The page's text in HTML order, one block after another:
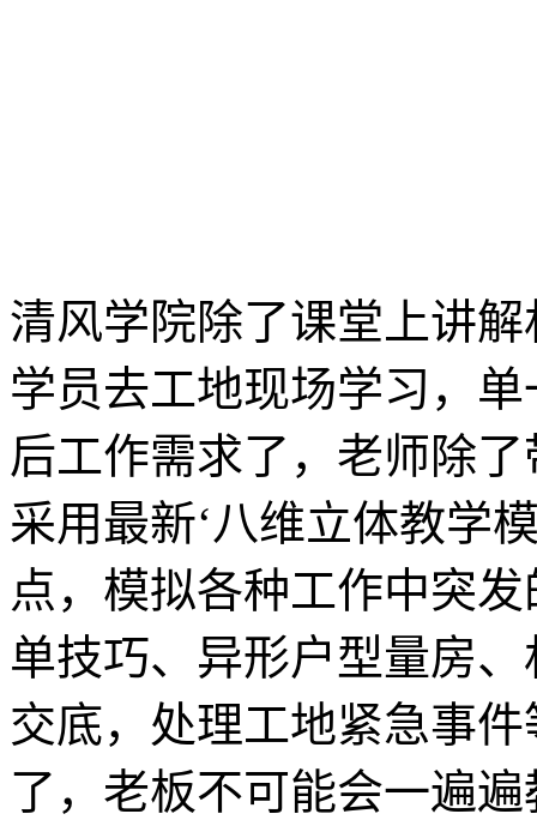
清风学院除了课堂上讲
学员去工地现场学习，
后工作需求了，老师除
采用最新‘八维立体教学
点，模拟各种工作中突
单技巧、异形户型量房
交底，处理工地紧急事
了，老板不可能会一遍